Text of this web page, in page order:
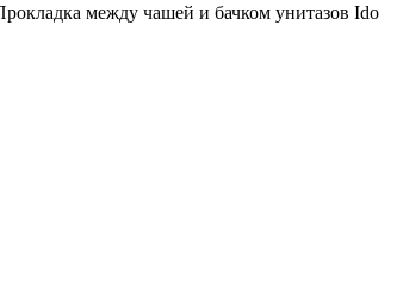
между чашей и бачком унитазов Ido